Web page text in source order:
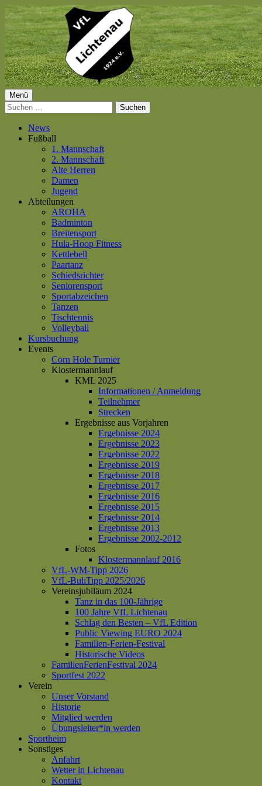
Springe
zum
Inhalt
VfL Lichtenau 1924 e.V.
Primäres
Menü
Menü
Suchen
nach:
News
Fußball
1. Mannschaft
2. Mannschaft
Alte Herren
Damen
Jugend
Abteilungen
AROHA
Badminton
Breitensport
Hula-Hoop Fitness
Kettlebell
Paartanz
Schiedsrichter
Seniorensport
Sportabzeichen
Tanzen
Tischtennis
Volleyball
Kursbuchung
Events
Corn Hole Turnier
Klostermannlauf
KML 2025
Informationen / Anmeldung
Teilnehmer
Strecken
Ergebnisse aus Vorjahren
Ergebnisse 2024
Ergebnisse 2023
Ergebnisse 2022
Ergebnisse 2019
Ergebnisse 2018
Ergebnisse 2017
Ergebnisse 2016
Ergebnisse 2015
Ergebnisse 2014
Ergebnisse 2013
Ergebnisse 2002-2012
Fotos
Klostermannlauf 2016
VfL-WM-Tipp 2026
VfL-BuliTipp 2025/2026
Vereinsjubiläum 2024
Tanz in das 100-Jährige
100 Jahre VfL Lichtenau
Schlag den Besten – VfL Edition
Public Viewing EURO 2024
Familien-Ferien-Festival
Historische Videos
FamilienFerienFestival 2024
Sportfest 2022
Verein
Unser Vorstand
Historie
Mitglied werden
Übungsleiter*in werden
Sportheim
Sonstiges
Anfahrt
Wetter in Lichtenau
Kontakt